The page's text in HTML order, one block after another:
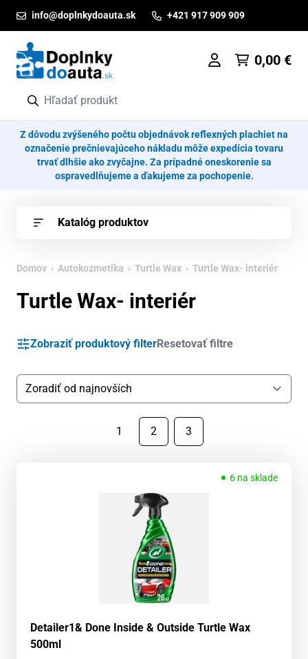
info@doplnkydoauta.sk +421 917 909 909
0,00 €
Z dôvodu zvýšeného počtu objednávok reflexných plachiet na
označenie prečnievajúceho nákladu môže expedícia tovaru
trvať dlhšie ako zvyčajne. Za prípadné oneskorenie sa
ospravedlňujeme a ďakujeme za pochopenie.
Katalóg produktov
Domov › Autokozmetika › Turtle Wax › Turtle Wax- interiér
Turtle Wax- interiér
Zobraziť produktový filterResetovať filtre
1 2 3
6 na sklade
Detailer1& Done Inside & Outside Turtle Wax
500ml